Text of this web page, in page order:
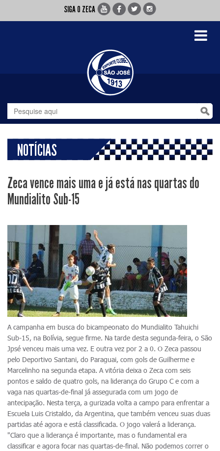
SIGA O ZECA
Toggle
NOTÍCIAS
Zeca vence mais uma e já está nas quartas do
Mundialito Sub-15
A campanha em busca do bicampeonato do Mundialito Tahuichi
Sub-15, na Bolívia, segue firme. Na tarde desta segunda-feira, o São
Jpsé venceu mais uma vez. E outra vez por 2 a 0. O Zeca passou
pelo Deportivo Santani, do Paraguai, com gols de Guilherme e
Marcelinho na segunda etapa. A vitória deixa o Zeca com seis
pontos e saldo de quatro gols, na liderança do Grupo C e com a
vaga nas quartas-de-final já assegurada com um jogo de
antecipação. Nesta terça, a gurizada volta a campo para enfrentar a
Escuela Luis Cristaldo, da Argentina, que também venceu suas duas
partidas até agora e está classificada. O jogo valerá a liderança.
"Claro que a liderança é importante, mas o fundamental era
classificar e agora focar nas quartas-de-final. Não podemos correr o